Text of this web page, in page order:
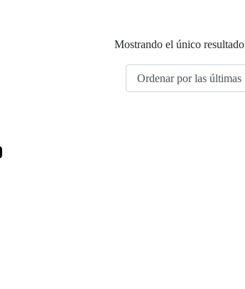
Mostrando el único resultado